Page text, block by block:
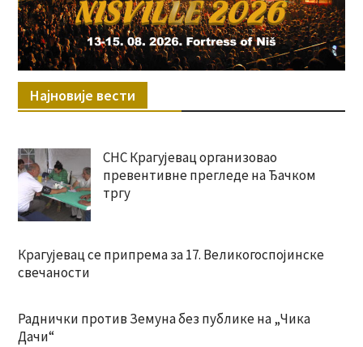
Најновије вести
СНС Крагујевац организовао
превентивне прегледе на Ђачком
тргу
Крагујевац се припрема за 17. Великогоспојинске
свечаности
Раднички против Земуна без публике на „Чика
Дачи“